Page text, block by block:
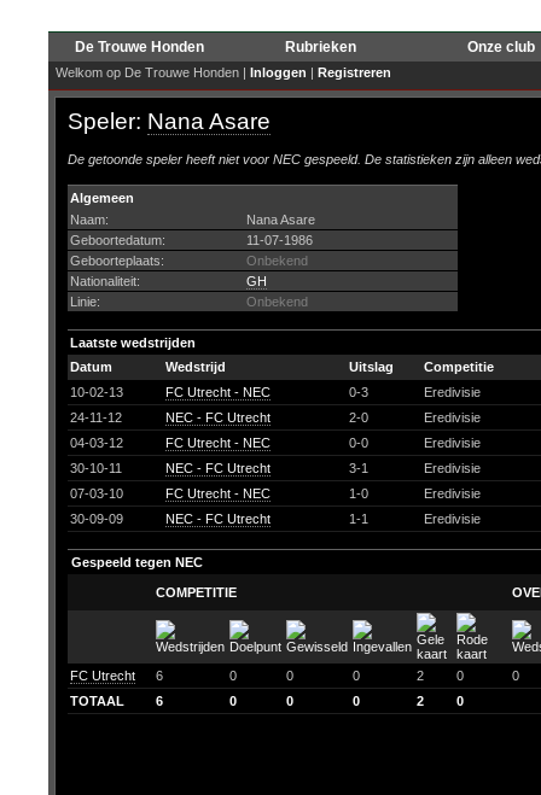
De Trouwe Honden Rubrieken Onze club
Welkom op De Trouwe Honden | Inloggen | Registreren
Speler: Nana Asare
De getoonde speler heeft niet voor NEC gespeeld. De statistieken zijn alleen
Algemeen
Naam:
Nana Asare
Geboortedatum:
11-07-1986
Geboorteplaats:
Onbekend
Nationaliteit:
GH
Linie:
Onbekend
Laatste wedstrijden
Datum
Wedstrijd Uitslag
Competitie
10-02-13
FC Utrecht - NEC 0-3
Eredivisie
24-11-12
NEC - FC Utrecht 2-0
Eredivisie
04-03-12
FC Utrecht - NEC 0-0
Eredivisie
30-10-11
NEC - FC Utrecht 3-1
Eredivisie
07-03-10
FC Utrecht - NEC 1-0
Eredivisie
30-09-09
NEC - FC Utrecht 1-1 Eredivisie
Gespeeld tegen NEC
COMPETITIE
FC Utrecht 6 0 0 0 2 0
0
TOTAAL
6 0 0 0 2 0